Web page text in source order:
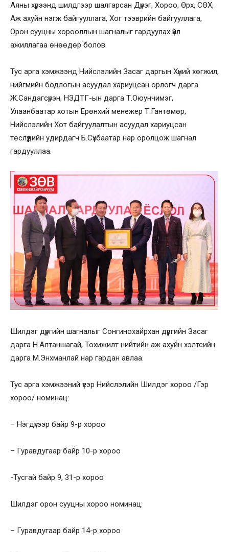
Аяны хүрээнд шилдгээр шалгарсан Дүүрэг, Хороо, Өрх, СӨХ,
Аж ахуйн нэгж байгууллага, Хог тээврийн байгууллага,
Орон сууцны хорооллын шагналыг гардуулах үйл
ажиллагаа өнөөдөр болов.
Тус арга хэмжээнд Нийслэлийн Засаг даргын Хүний хөгжил,
нийгмийн бодлогын асуудал хариуцсан орлогч дарга
Ж.Сандагсүрэн, НЗДТГ-ын дарга Т.Оюунчимэг,
Улаанбаатар хотын Ерөнхий менежер Т.Гантөмөр,
Нийслэлийн Хот байгуулалтын асуудал хариуцсан
төслүүдийн удирдагч Б.Сүхбаатар нар оролцож шагнал
гардууллаа.
Шилдэг дүүргийн шагналыг Сонгинохайрхан дүүргийн Засаг
дарга Н.Алтаншагай, Тохижилт нийтийн аж ахуйн хэлтсийн
дарга М.Энхманлай нар гардан авлаа.
Тус арга хэмжээний үеэр Нийслэлийн Шилдэг хороо /Гэр
хороо/ номинац:
– Нэгдүгээр байр 9-р хороо
– Гуравдугаар байр 10-р хороо
-Тусгай байр 9, 31-р хороо
Шилдэг орон сууцны хороо номинац:
– Гуравдугаар байр 14-р хороо